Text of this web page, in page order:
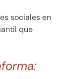
sociales en
que